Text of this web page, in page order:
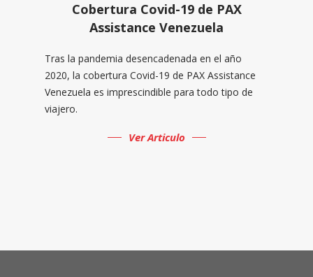
Cobertura Covid-19 de PAX
Assistance Venezuela
Tras la pandemia desencadenada en el año
2020, la cobertura Covid-19 de PAX Assistance
Venezuela es imprescindible para todo tipo de
viajero.
Ver Articulo